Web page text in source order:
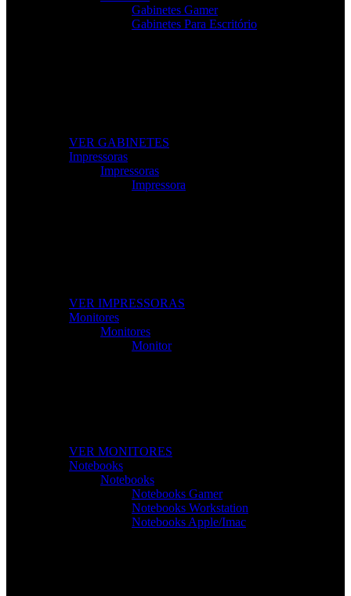
Gabinetes Gamer
Gabinetes Para Escritório
VER GABINETES
Impressoras
Impressoras
Impressora
VER IMPRESSORAS
Monitores
Monitores
Monitor
VER MONITORES
Notebooks
Notebooks
Notebooks Gamer
Notebooks Workstation
Notebooks Apple/Imac